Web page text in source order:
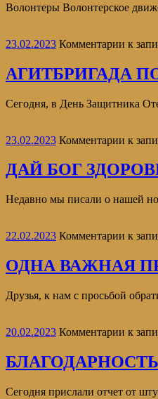
Волонтеры Волонтерское
23.02.2023 Комментарии к
АГИТБРИГАДА
Сегодня, в День Защитника
23.02.2023 Комментарии к
ДАЙ БОГ
Недавно мы писали о нашей
22.02.2023 Комментарии к
ОДНА ВАЖНАЯ
Друзья, к нам с просьбой
20.02.2023 Комментарии к
Сегодня прислали отчет от